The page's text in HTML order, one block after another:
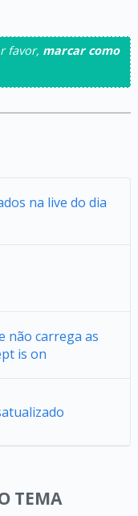
favor, marcar como
na live do dia
não carrega as
is on
TEMA